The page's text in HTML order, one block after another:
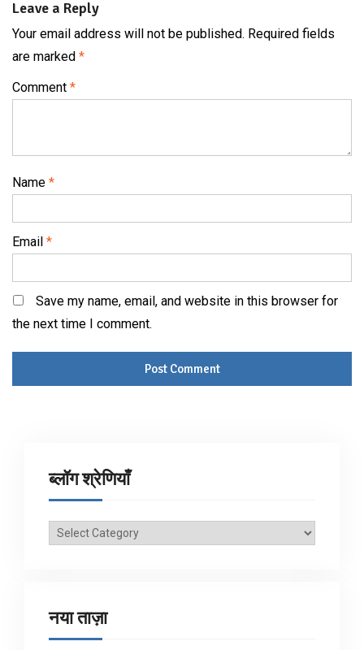
Leave a Reply
Your email address will not be published. Required fields
are marked *
Comment *
Name *
Email *
Save my name, email, and website in this browser for
the next time I comment.
ब्लॉग श्रेणियाँ
ब्लॉग
नया ताज़ा